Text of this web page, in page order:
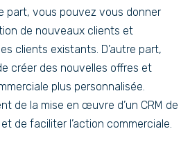
part, vous pouvez vous donner
de nouveaux clients et
clients existants. D’autre part,
créer des nouvelles offres et
plus personnalisée.
de la mise en œuvre d’un CRM de
de faciliter l’action commerciale.